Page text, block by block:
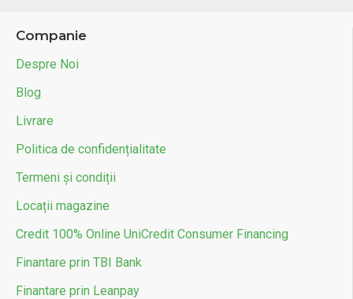
Companie
Despre Noi
Blog
Livrare
Politica de confidențialitate
Termeni și condiții
Locații magazine
Credit 100% Online UniCredit Consumer Financing
Finantare prin TBI Bank
Finantare prin Leanpay